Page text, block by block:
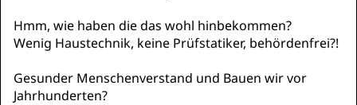
Hmm, wie haben die das wohl hinbekommen?
Wenig Haustechnik, keine Prüfstatiker, behördenfrei?!
Gesunder Menschenverstand und Bauen wir vor
Jahrhunderten?